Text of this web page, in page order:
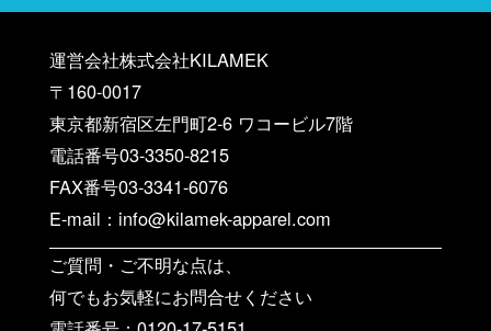
運営会社株式会社KILAMEK
〒160-0017
東京都新宿区左門町2-6 ワコービル7階
電話番号03-3350-8215
FAX番号03-3341-6076
E-mail：info@kilamek-apparel.com
ご質問・ご不明な点は、
何でもお気軽にお問合せください